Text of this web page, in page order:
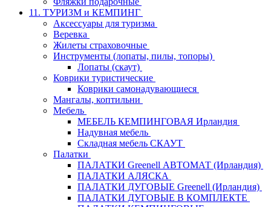
11. ТУРИЗМ и КЕМПИНГ
Аксессуары для туризма
Веревка
Жилеты страховочные
Инструменты (лопаты, пилы, топоры)
Лопаты (скаут)
Коврики туристические
Коврики самонадувающиеся
Мангалы, коптильни
Мебель
МЕБЕЛЬ КЕМПИНГОВАЯ Ирландия
Надувная мебель
Складная мебель СКАУТ
Палатки
ПАЛАТКИ Greenell АВТОМАТ (Ирландия)
ПАЛАТКИ АЛЯСКА
ПАЛАТКИ ДУГОВЫЕ Greenell (Ирландия)
ПАЛАТКИ ДУГОВЫЕ В КОМПЛЕКТЕ